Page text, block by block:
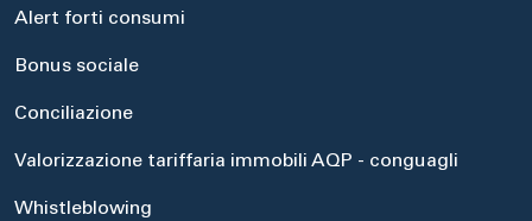
Alert forti consumi
Bonus sociale
Conciliazione
Valorizzazione tariffaria immobili AQP - conguagli
Whistleblowing